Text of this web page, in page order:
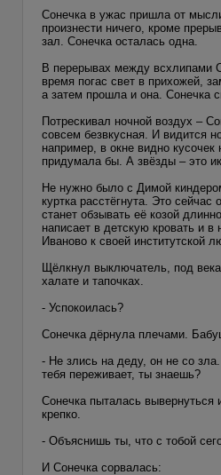
Сонечка в ужас пришла от
произнести ничего, кроме
зал. Сонечка осталась одна.
В перерывах между всхлипами
время погас свет в прихожей,
а затем прошла и она. Сонечка
Потрескивал ночной воздух –
совсем безвкусная. И видится
например, в окне видно
придумала бы. А звёзды – это
Не нужно было с Димой
куртка расстёгнута. Это
станет обзывать её козой
написает в детскую кровать и
Иваново к своей институтской
Щёлкнул выключатель, под
халате и тапочках.
- Успокоилась?
Сонечка дёрнула плечами.
- Не злись на деду, он не со
тебя переживает, ты знаешь?
Сонечка пыталась вывернуться
крепко.
- Объяснишь ты, что с тобой
И Сонечка сорвалась: